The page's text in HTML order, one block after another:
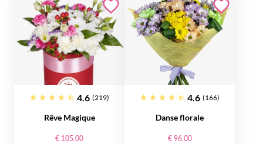
4.6 (219)
Rêve Magique
€ 105.00
4.6 (166)
Danse florale
€ 96.00